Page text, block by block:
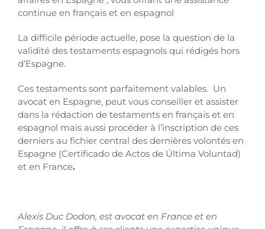
continue en français et en espagnol
La difficile période actuelle, pose la question de la
validité des testaments espagnols qui rédigés hors
d’Espagne.
Ces testaments sont parfaitement valables. Un
avocat en Espagne, peut vous conseiller et assister
dans la rédaction de testaments en français et en
espagnol mais aussi procéder à l’inscription de ces
derniers au fichier central des dernières volontés en
Espagne (Certificado de Actos de Última Voluntad)
et en France.
Alexis Duc Dodon, est avocat en France et en